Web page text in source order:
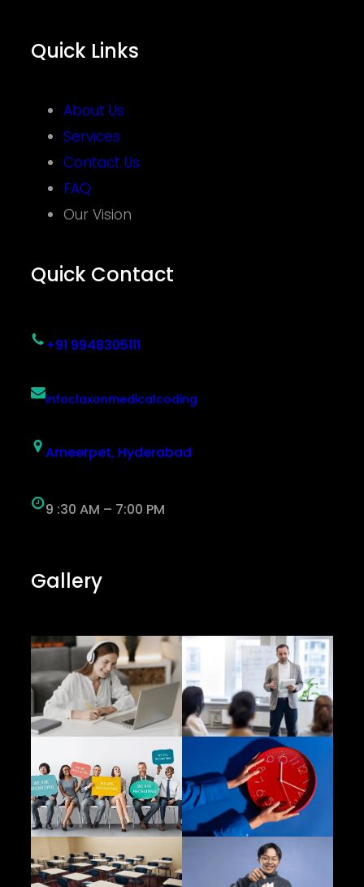
Quick Links
About Us
Services
Contact Us
FAQ
Our Vision
Quick Contact
+91 9948305111
infoclaxonmedicalcoding
Ameerpet, Hyderabad
9 :30 AM – 7:00 PM
Gallery